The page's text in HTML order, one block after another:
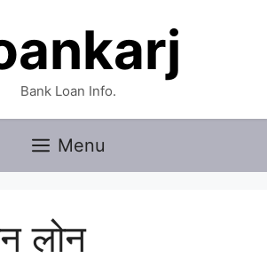
Bank Loan Info.
Menu
लोन